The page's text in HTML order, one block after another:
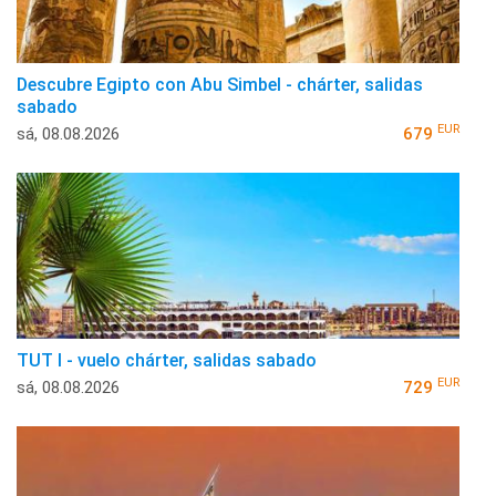
Descubre Egipto con Abu Simbel - chárter, salidas
sabado
sá, 08.08.2026 679 EUR
TUT I - vuelo chárter, salidas sabado
sá, 08.08.2026 729 EUR